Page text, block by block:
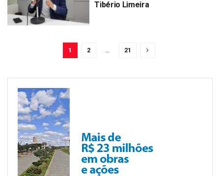
Tibério Limeira
1 2 … 21